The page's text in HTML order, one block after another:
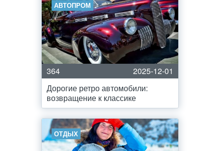
АВТОПРОМ
364
2025-12-01
Дорогие ретро автомобили:
возвращение к классике
ОТДЫХ